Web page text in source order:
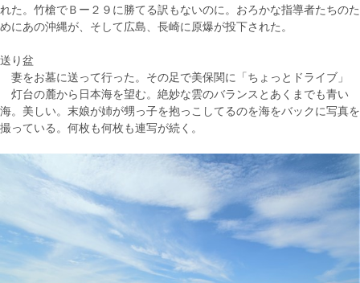
れた。竹槍でＢー２９に勝てる訳もないのに。おろかな指導者たちのた
めにあの沖縄が、そして広島、長崎に原爆が投下された。
送り盆
妻をお墓に送って行った。その足で美保関に「ちょっとドライブ」
灯台の麓から日本海を望む。絶妙な雲のバランスとあくまでも青い
海。美しい。末娘が姉が甥っ子を抱っこしてるのを海をバックに写真を
撮っている。何枚も何枚も連写が続く。